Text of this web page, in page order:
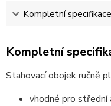
Kompletní specifikace
Kompletní
Stahovací obojek ručně
vhodné pro střední